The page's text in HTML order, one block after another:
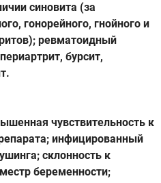
синовита (за
гонорейного, гнойного и
ревматоидный
бурсит,
чувствительность к
инфицированный
склонность к
беременности;